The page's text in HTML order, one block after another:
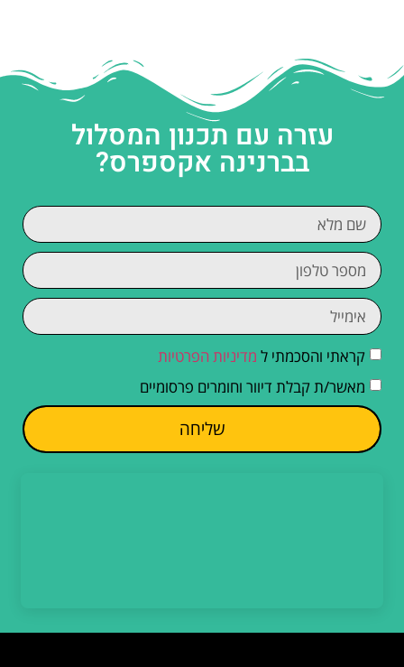
עזרה עם תכנון המסלול
בברנינה אקספרס?
קראתי והסכמתי ל מדיניות הפרטיות
מאשר/ת קבלת דיוור וחומרים פרסומיים
שליחה